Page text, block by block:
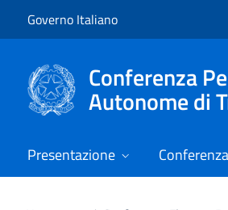
Governo Italiano
Conferenza
Autonome di
Presentazione